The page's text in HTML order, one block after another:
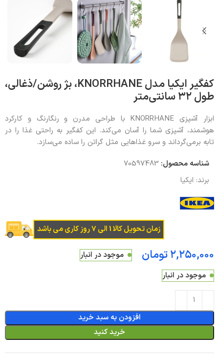
کفگیر ایکیا مدل KNORRHANE، بژ روشن/ذغالی،
طول ۳۲ سانتی‌متر
ابزار آشپزی KNORRHANE با طراحی مدرن و رنگارنگ و کارکرد
هوشمند، آشپزی شما را آسان می‌کند. این کفگیر به راحتی غذا را در
تابه برمی‌گرداند و سرو غذاهایی مثل گراتن را ساده می‌سازد.
شناسه محصول: 70597483
برند: ایکیا
زمان تحویل کالا 1 الی 7 روز کاری می باشد
تومان
موجود در انبار
موجود در انبار
افزودن به سبد خرید
خرید کنید